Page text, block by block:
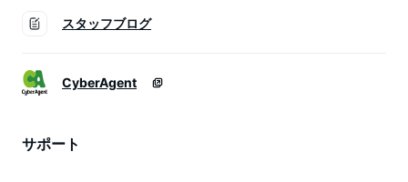
スタッフブログ
CyberAgent
サポート